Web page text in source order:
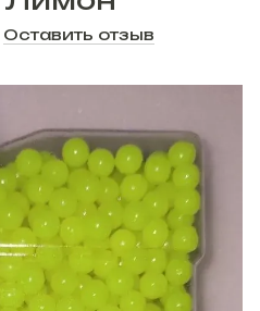
Оставить отзыв